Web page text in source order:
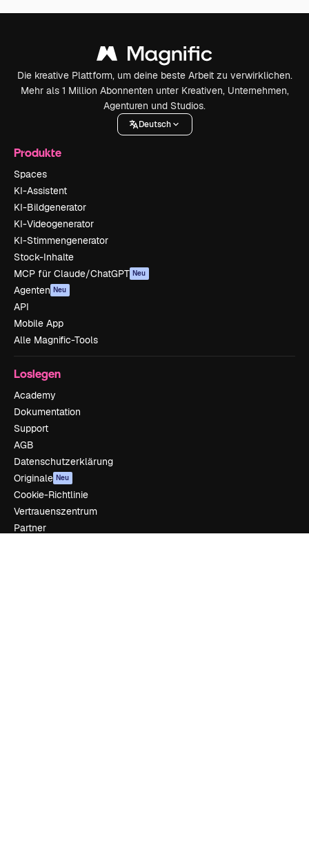
Die kreative Plattform, um deine beste Arbeit zu verwirklichen.
Mehr als 1 Million Abonnenten unter Kreativen, Unternehmen,
Agenturen und Studios.
Deutsch
Produkte
Spaces
KI-Assistent
KI-Bildgenerator
KI-Videogenerator
KI-Stimmengenerator
Stock-Inhalte
MCP für Claude/ChatGPT Neu
Agenten Neu
API
Mobile App
Alle Magnific-Tools
Loslegen
Academy
Dokumentation
Support
AGB
Datenschutzerklärung
Originale Neu
Cookie-Richtlinie
Vertrauenszentrum
Partner